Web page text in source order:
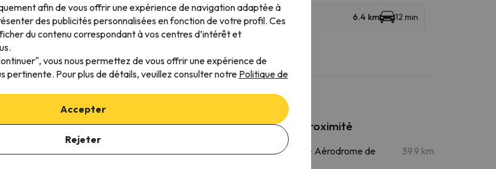
1.7 km 5 min Telesilla pie de pistas Télésiège 6.4 km 12 min
11.2 km
- Confort - simplicité
d'intérêt Aéroports à proximité
Aéroport de Tarbes - Aérodrome de
39.9 km
afin de vous offrir une expérience de navigation adaptée à
des publicités personnalisées en fonction de votre profil. Ces
du contenu correspondant à vos centres d’intérêt et
vous nous permettez de vous offrir une expérience de
pertinente. Pour plus de détails, veuillez consulter notre Politique de
Accepter
Rejeter